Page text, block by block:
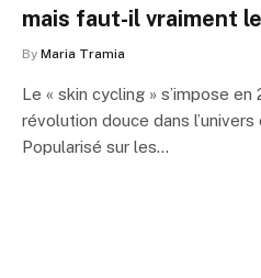
mais faut-il vraiment
By Maria Tramia
Le « skin cycling » s’impose
révolution douce dans
Popularisé sur les…